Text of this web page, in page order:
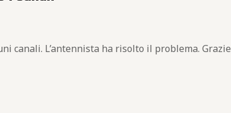
canali. L’antennista ha risolto il problema. Grazie